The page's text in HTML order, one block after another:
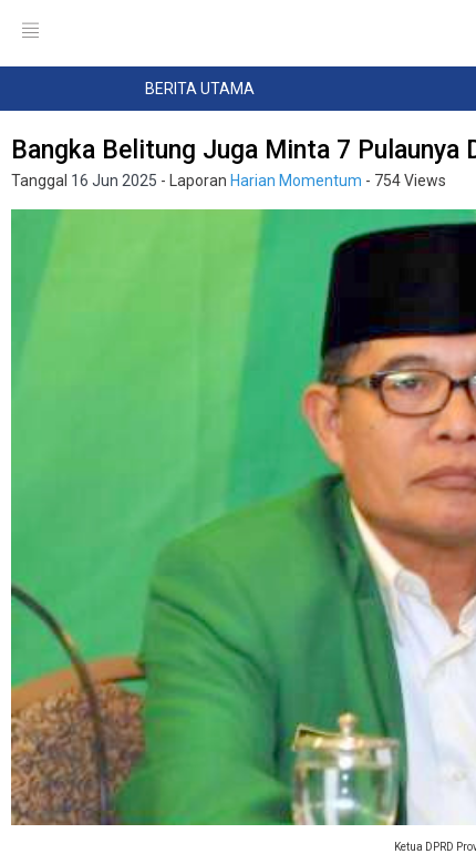
BERITA UTAMA
Bangka Belitung Juga Minta 7 Pulaunya
Tanggal 16 Jun 2025 - Laporan Harian Momentum - 754 Views
Ketua DPRD